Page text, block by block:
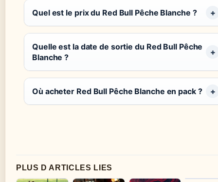
Quel est le prix du Red Bull Pêche Blanche ?
Quelle est la date de sortie du Red Bull Pêche
Blanche ?
Où acheter Red Bull Pêche Blanche en pack ?
PLUS D ARTICLES LIES